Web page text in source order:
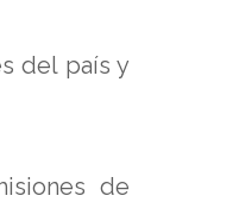
del país y
de